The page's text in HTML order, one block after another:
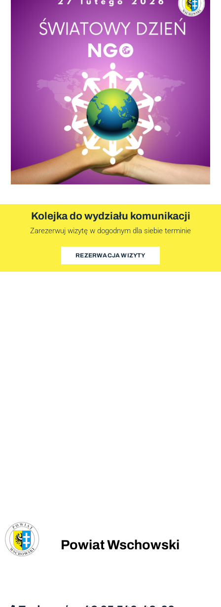
Kolejka do wydziału komunikacji
Zarezerwuj wizytę w dogodnym dla siebie terminie
REZERWACJA WIZYTY
Powiat Wschowski